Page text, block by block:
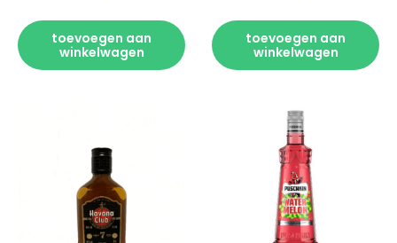
toevoegen aan
winkelwagen
toevoegen aan
winkelwagen